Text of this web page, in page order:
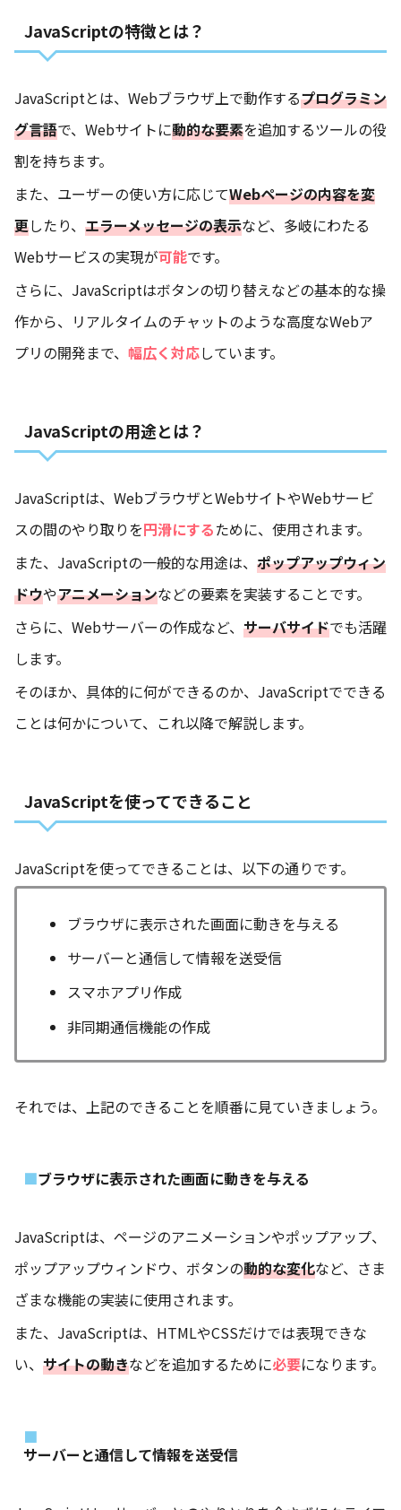
JavaScriptの特徴とは？
JavaScriptとは、Webブラウザ上で動作するプログラミン
グ言語で、Webサイトに動的な要素を追加するツールの役
割を持ちます。
また、ユーザーの使い方に応じてWebページの内容を変
更したり、 エラーメッセージの表示など、多岐にわたる
Webサービスの実現が可能です。
さらに、JavaScriptはボタンの切り替えなどの基本的な操
作から、リアルタイムのチャットのような高度なWebア
プリの開発まで、 幅広く対応しています。
JavaScriptの用途とは？
JavaScriptは、WebブラウザとWebサイトやWebサービ
スの間のやり取りを円滑にするために、使用されます。
また、JavaScriptの一般的な用途は、 ポップアップウィン
ドウやアニメーションなどの要素を実装することです。
さらに、Webサーバーの作成など、 サーバサイドでも活躍
します。
そのほか、具体的に何ができるのか、JavaScriptでできる
ことは何かについて、これ以降で解説します。
JavaScriptを使ってできること
JavaScriptを使ってできることは、以下の通りです。
ブラウザに表示された画面に動きを与える
サーバーと通信して情報を送受信
スマホアプリ作成
非同期通信機能の作成
それでは、上記のできることを順番に見ていきましょう。
ブラウザに表示された画面に動きを与える
JavaScriptは、ページのアニメーションやポップアップ、
ポップアップウィンドウ、ボタンの動的な変化など、さま
ざまな機能の実装に使用されます。
また、JavaScriptは、HTMLやCSSだけでは表現できな
い、 サイトの動きなどを追加するために必要になります。
サーバーと通信して情報を送受信